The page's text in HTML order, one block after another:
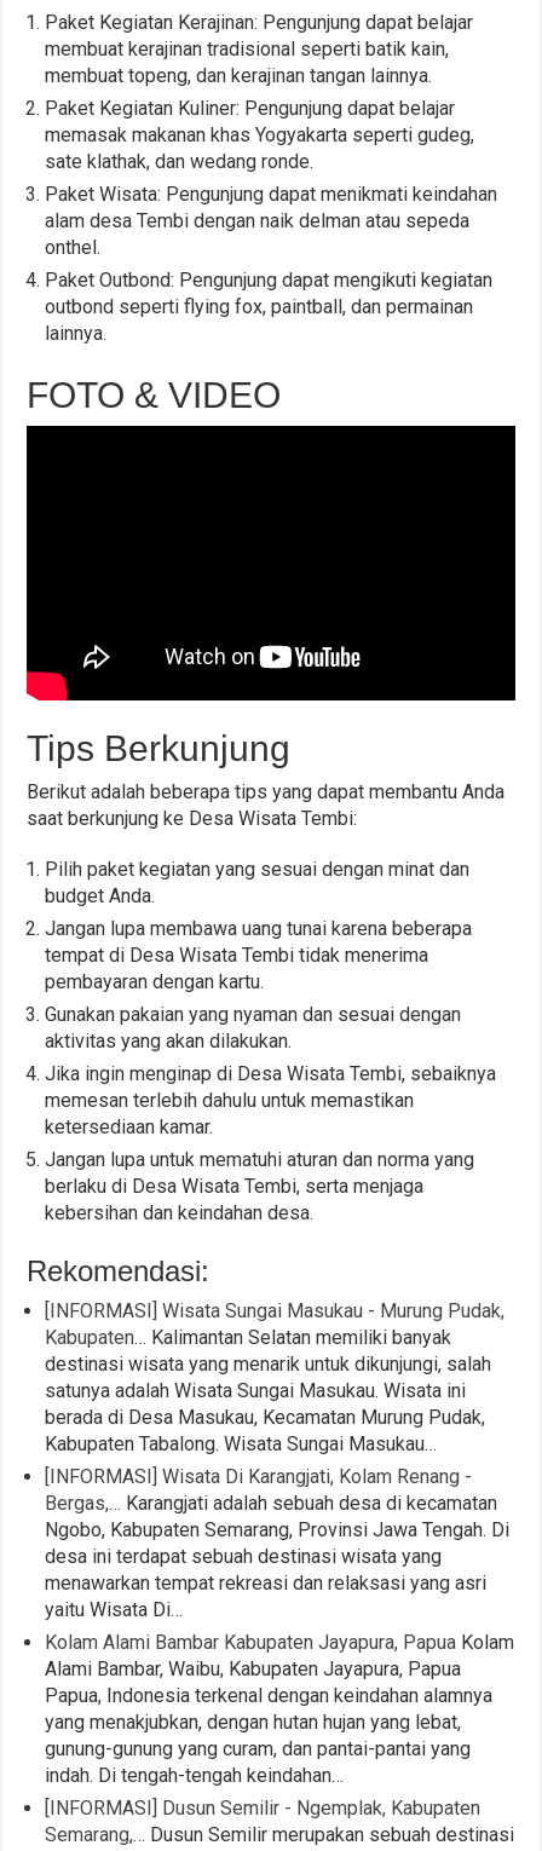
Paket Kegiatan Kerajinan: Pengunjung dapat belajar
membuat kerajinan tradisional seperti batik kain,
membuat topeng, dan kerajinan tangan lainnya.
Paket Kegiatan Kuliner: Pengunjung dapat belajar
memasak makanan khas Yogyakarta seperti gudeg,
sate klathak, dan wedang ronde.
Paket Wisata: Pengunjung dapat menikmati keindahan
alam desa Tembi dengan naik delman atau sepeda
onthel.
Paket Outbond: Pengunjung dapat mengikuti kegiatan
outbond seperti flying fox, paintball, dan permainan
lainnya.
FOTO & VIDEO
Tips Berkunjung
Berikut adalah beberapa tips yang dapat membantu Anda
saat berkunjung ke Desa Wisata Tembi:
Pilih paket kegiatan yang sesuai dengan minat dan
budget Anda.
Jangan lupa membawa uang tunai karena beberapa
tempat di Desa Wisata Tembi tidak menerima
pembayaran dengan kartu.
Gunakan pakaian yang nyaman dan sesuai dengan
aktivitas yang akan dilakukan.
Jika ingin menginap di Desa Wisata Tembi, sebaiknya
memesan terlebih dahulu untuk memastikan
ketersediaan kamar.
Jangan lupa untuk mematuhi aturan dan norma yang
berlaku di Desa Wisata Tembi, serta menjaga
kebersihan dan keindahan desa.
Rekomendasi:
[INFORMASI] Wisata Sungai Masukau - Murung Pudak,
Kabupaten… Kalimantan Selatan memiliki banyak
destinasi wisata yang menarik untuk dikunjungi, salah
satunya adalah Wisata Sungai Masukau. Wisata ini
berada di Desa Masukau, Kecamatan Murung Pudak,
Kabupaten Tabalong. Wisata Sungai Masukau…
[INFORMASI] Wisata Di Karangjati, Kolam Renang -
Bergas,… Karangjati adalah sebuah desa di kecamatan
Ngobo, Kabupaten Semarang, Provinsi Jawa Tengah. Di
desa ini terdapat sebuah destinasi wisata yang
menawarkan tempat rekreasi dan relaksasi yang asri
yaitu Wisata Di…
Kolam Alami Bambar Kabupaten Jayapura, Papua Kolam
Alami Bambar, Waibu, Kabupaten Jayapura, Papua
Papua, Indonesia terkenal dengan keindahan alamnya
yang menakjubkan, dengan hutan hujan yang lebat,
gunung-gunung yang curam, dan pantai-pantai yang
indah. Di tengah-tengah keindahan…
[INFORMASI] Dusun Semilir - Ngemplak, Kabupaten
Semarang,… Dusun Semilir merupakan sebuah destinasi